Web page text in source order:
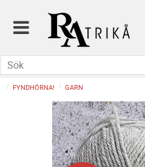
FYNDHÖRNA! GARN